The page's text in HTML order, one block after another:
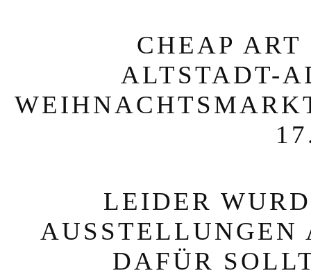
CHEAP
ALTSTADT-
LEIDER
AUSSTELLUNGEN
DAFÜR